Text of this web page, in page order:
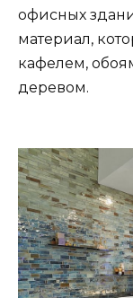
офисных
материал,
кафелем,
деревом.